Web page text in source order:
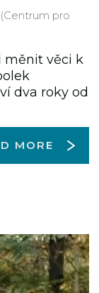
(Centrum pro
měnit věci k
dva roky od
MORE